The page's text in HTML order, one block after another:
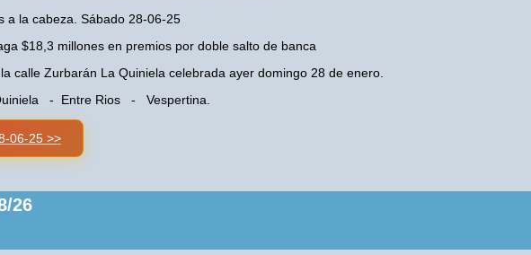
a la cabeza. Sábado 28-06-25
$18,3 millones en premios por doble salto de banca
calle Zurbarán La Quiniela celebrada ayer domingo 28 de enero.
- Entre Rios - Vespertina.
06-25 >>
26